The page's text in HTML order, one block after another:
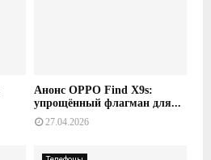
Анонс OPPO Find X9s:
упрощённый флагман для...
27.04.2026